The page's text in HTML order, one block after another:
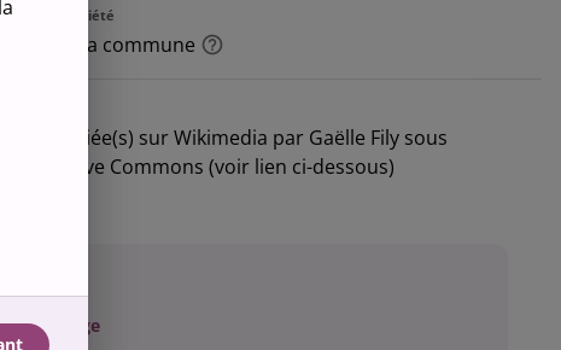
de la propriété
de la commune
publiée(s) sur Wikimedia par Gaëlle Fily sous
Creative Commons (voir lien ci-dessous)
fléchage